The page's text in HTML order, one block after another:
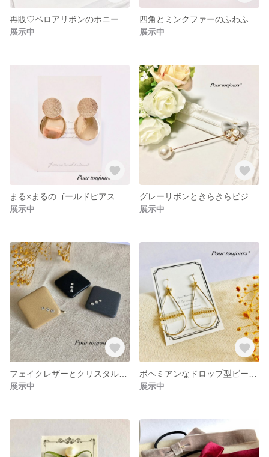
展示中
展示中
まる×まるのゴールドピアス
展示中
展示中
展示中
展示中